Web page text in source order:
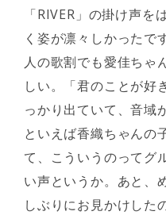
「RIVER」の掛け声
く姿が凛々しかったで
人の歌割でも愛佳ちゃ
しい。「君のことが好
っかり出ていて、音域
といえば香織ちゃんの
て、こういうのってグ
い声というか。あと、
しぶりにお見かけした